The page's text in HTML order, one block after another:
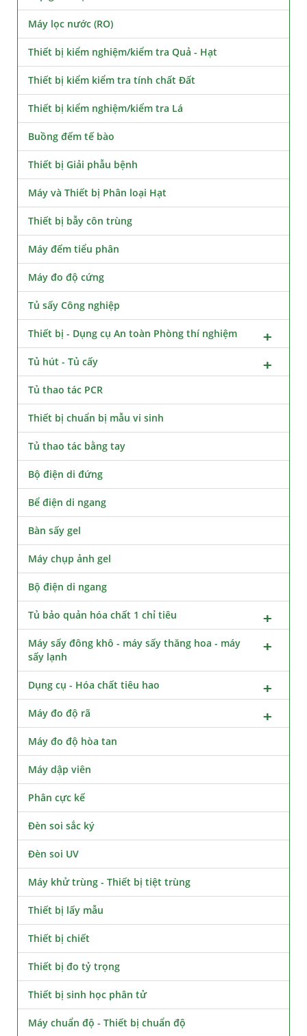
Máy lọc nước (RO)
Thiết bị kiểm nghiệm/kiểm tra Quả - Hạt
Thiết bị kiểm kiểm tra tính chất Đất
Thiết bị kiểm nghiệm/kiểm tra Lá
Buồng đếm tế bào
Thiết bị Giải phẫu bệnh
Máy và Thiết bị Phân loại Hạt
Thiết bị bẫy côn trùng
Máy đếm tiểu phân
Máy đo độ cứng
Tủ sấy Công nghiệp
Thiết bị - Dụng cụ An toàn Phòng thí nghiệm
Tủ hút - Tủ cấy
Tủ thao tác PCR
Thiết bị chuẩn bị mẫu vi sinh
Tủ thao tác bằng tay
Bộ điện di đứng
Bể điện di ngang
Bàn sấy gel
Máy chụp ảnh gel
Bộ điện di ngang
Tủ bảo quản hóa chất 1 chỉ tiêu
Máy sấy đông khô - máy sấy thăng hoa - máy
sấy lạnh
Dụng cụ - Hóa chất tiêu hao
Máy đo độ rã
Máy đo độ hòa tan
Máy dập viên
Phân cực kế
Đèn soi sắc ký
Đèn soi UV
Máy khử trùng - Thiết bị tiệt trùng
Thiết bị lấy mẫu
Thiết bị chiết
Thiết bị đo tỷ trọng
Thiết bị sinh học phân tử
Máy chuẩn độ - Thiết bị chuẩn độ